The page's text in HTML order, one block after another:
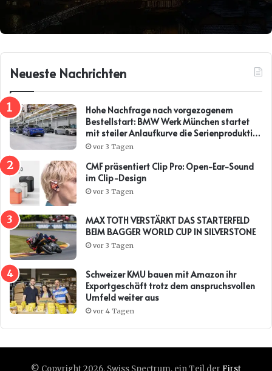
Neueste Nachrichten
Hohe Nachfrage nach vorgezogenem
Bestellstart: BMW Werk München startet
mit steiler Anlaufkurve die Serienproduktion
des BMW i3*
vor 3 Tagen
CMF präsentiert Clip Pro: Open-Ear-Sound
im Clip-Design
vor 3 Tagen
MAX TOTH VERSTÄRKT DAS STARTERFELD
BEIM BAGGER WORLD CUP IN SILVERSTONE
vor 3 Tagen
Schweizer KMU bauen mit Amazon ihr
Exportgeschäft trotz dem anspruchsvollen
Umfeld weiter aus
vor 4 Tagen